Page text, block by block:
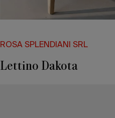
ROSA SPLENDIANI SRL
Lettino Dakota